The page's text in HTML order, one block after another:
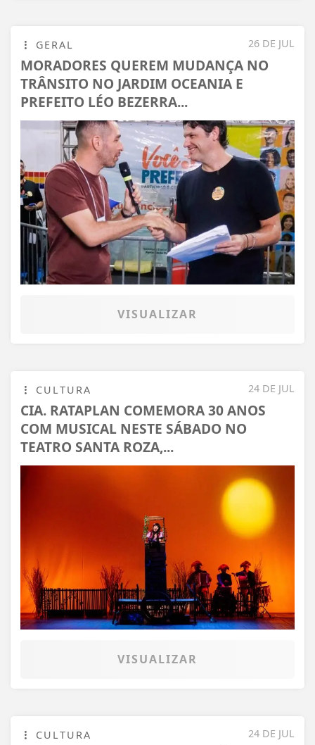
26 DE JUL
GERAL
MORADORES QUEREM MUDANÇA NO
TRÂNSITO NO JARDIM OCEANIA E
PREFEITO LÉO BEZERRA...
VISUALIZAR
24 DE JUL
CULTURA
CIA. RATAPLAN COMEMORA 30 ANOS
COM MUSICAL NESTE SÁBADO NO
TEATRO SANTA ROZA,...
VISUALIZAR
24 DE JUL
CULTURA